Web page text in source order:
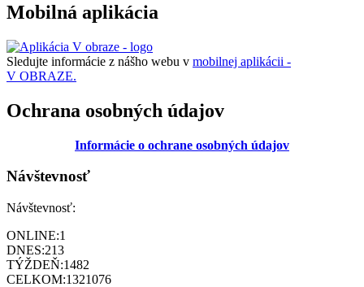
Mobilná aplikácia
Sledujte informácie z nášho webu v mobilnej aplikácii -
V OBRAZE.
Ochrana osobných údajov
Informácie o ochrane osobných údajov
Návštevnosť
Návštevnosť:
ONLINE:1
DNES:213
TÝŽDEŇ:1482
CELKOM:1321076